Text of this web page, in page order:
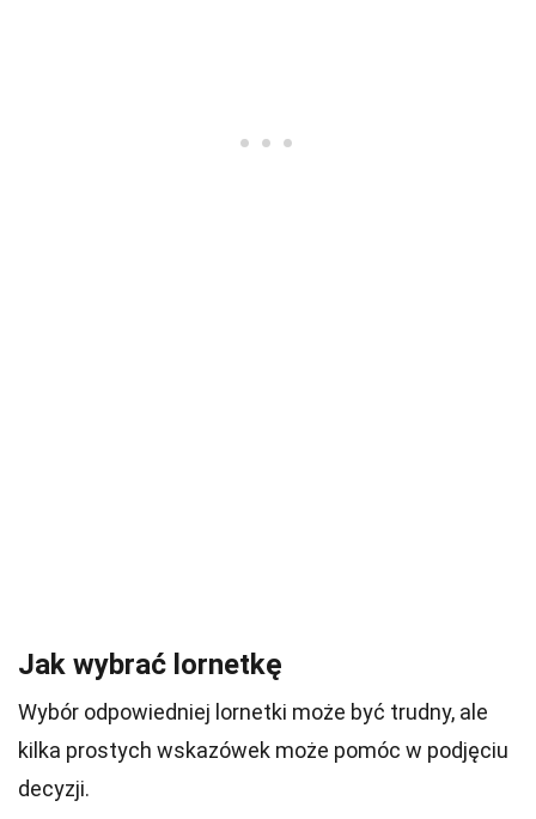
Jak wybrać lornetkę
Wybór odpowiedniej lornetki może być trudny, ale
kilka prostych wskazówek może pomóc w podjęciu
decyzji.